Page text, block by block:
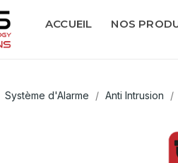
ACCUEIL NOS
Système d'Alarme Anti Intrusion